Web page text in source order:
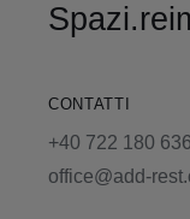
CONTATTI
+40 722 180 636
office@add-